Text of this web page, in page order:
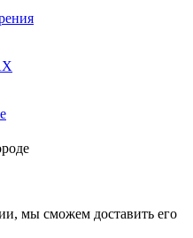
мы сможем доставить его